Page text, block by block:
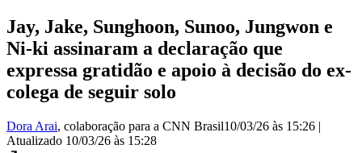
Jay, Jake, Sunghoon, Sunoo, Jungwon e
Ni-ki assinaram a declaração que
expressa gratidão e apoio à decisão do ex-
colega de seguir solo
Dora Arai, colaboração para a CNN Brasil10/03/26 às 15:26 |
Atualizado 10/03/26 às 15:28